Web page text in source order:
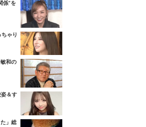
係”を
ゃり
和の
＆す
」総